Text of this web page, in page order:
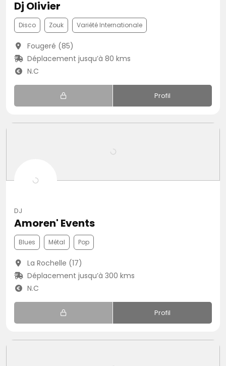
Dj Olivier
Disco Zouk Variété Internationale
Fougeré (85)
Déplacement jusqu’à 80 kms
N.C
Profil
DJ
Amoren' Events
Blues Métal Pop
La Rochelle (17)
Déplacement jusqu’à 300 kms
N.C
Profil